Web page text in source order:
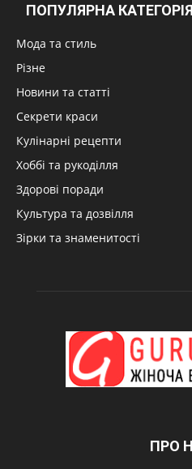
ПОПУЛЯРНА КАТЕГОРІЯ
Мода та стиль
Різне
Новини та статті
Секрети краси
Кулінарні рецепти
Хоббі та рукоділля
Здорові поради
Культура та дозвілля
Зірки та знаменитості
ПРО